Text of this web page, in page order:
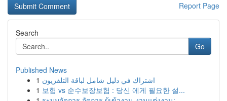
Report Page
Search
Go
Published News
1 اشتراك في دليل شامل لباقة التلفزيون
1 보험 vs 순수보장보험 : 당신 에게 필요한 설...